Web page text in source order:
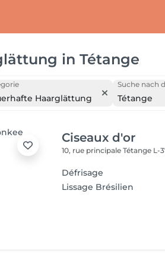
in Tétange
Haarglättung
Suche nach
Tétange
Ciseaux d'or
10, rue principaleTétange L-
Défrisage
Lissage Brésilien